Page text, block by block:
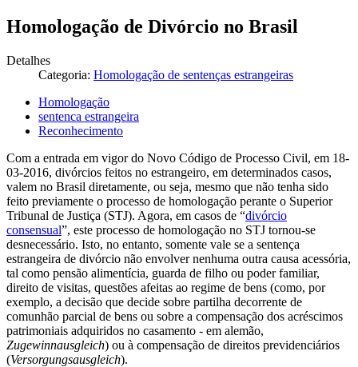
Homologação de Divórcio no Brasil
Detalhes
Categoria: Homologação de sentenças estrangeiras
Homologação
sentenca estrangeira
Reconhecimento
Com a entrada em vigor do Novo Código de Processo Civil, em 18-
03-2016, divórcios feitos no estrangeiro, em determinados casos,
valem no Brasil diretamente, ou seja, mesmo que não tenha sido
feito previamente o processo de homologação perante o Superior
Tribunal de Justiça (STJ). Agora, em casos de “divórcio
consensual”, este processo de homologação no STJ tornou-se
desnecessário. Isto, no entanto, somente vale se a sentença
estrangeira de divórcio não envolver nenhuma outra causa acessória,
tal como pensão alimentícia, guarda de filho ou poder familiar,
direito de visitas, questões afeitas ao regime de bens (como, por
exemplo, a decisão que decide sobre partilha decorrente de
comunhão parcial de bens ou sobre a compensação dos acréscimos
patrimoniais adquiridos no casamento - em alemão,
Zugewinnausgleich) ou à compensação de direitos previdenciários
(Versorgungsausgleich).